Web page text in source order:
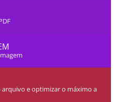
e optimizar o máximo a